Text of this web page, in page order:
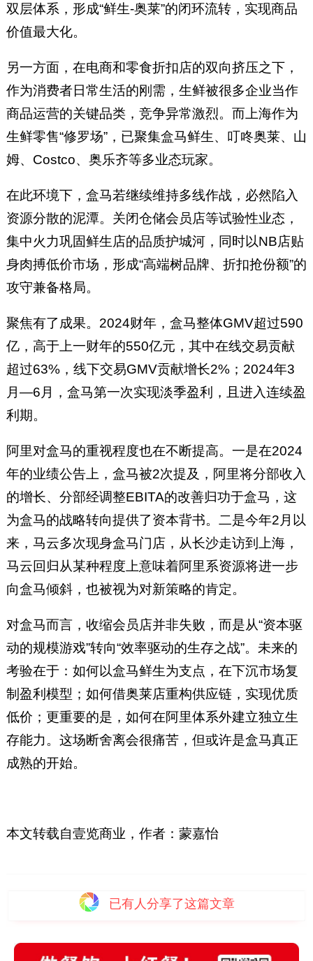
双层体系，形成“鲜生-奥莱”的闭环流转，实现商品
价值最大化。
另一方面，在电商和零食折扣店的双向挤压之下，
作为消费者日常生活的刚需，生鲜被很多企业当作
商品运营的关键品类，竞争异常激烈。而上海作为
生鲜零售“修罗场”，已聚集盒马鲜生、叮咚奥莱、山
姆、Costco、奥乐齐等多业态玩家。
在此环境下，盒马若继续维持多线作战，必然陷入
资源分散的泥潭。关闭仓储会员店等试验性业态，
集中火力巩固鲜生店的品质护城河，同时以NB店贴
身肉搏低价市场，形成“高端树品牌、折扣抢份额”的
攻守兼备格局。
聚焦有了成果。2024财年，盒马整体GMV超过590
亿，高于上一财年的550亿元，其中在线交易贡献
超过63%，线下交易GMV贡献增长2%；2024年3
月—6月，盒马第一次实现淡季盈利，且进入连续盈
利期。
阿里对盒马的重视程度也在不断提高。一是在2024
年的业绩公告上，盒马被2次提及，阿里将分部收入
的增长、分部经调整EBITA的改善归功于盒马，这
为盒马的战略转向提供了资本背书。二是今年2月以
来，马云多次现身盒马门店，从长沙走访到上海，
马云回归从某种程度上意味着阿里系资源将进一步
向盒马倾斜，也被视为对新策略的肯定。
对盒马而言，收缩会员店并非失败，而是从“资本驱
动的规模游戏”转向“效率驱动的生存之战”。未来的
考验在于：如何以盒马鲜生为支点，在下沉市场复
制盈利模型；如何借奥莱店重构供应链，实现优质
低价；更重要的是，如何在阿里体系外建立独立生
存能力。这场断舍离会很痛苦，但或许是盒马真正
成熟的开始。
本文转载自壹览商业， 作者： 蒙嘉怡
已有 人分享了这篇文章